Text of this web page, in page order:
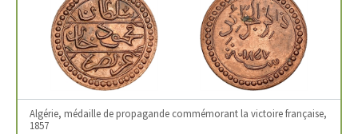
Algérie, médaille de propagande commémorant la victoire française,
1857